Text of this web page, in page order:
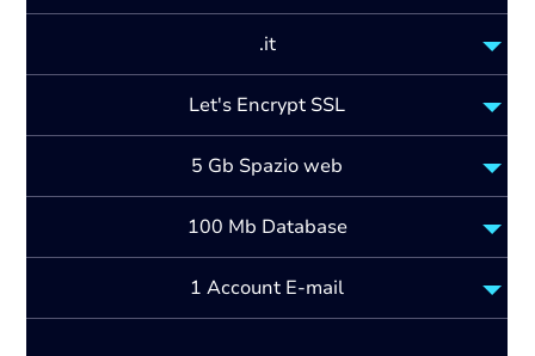
.it
Let's Encrypt SSL
5 Gb Spazio web
100 Mb Database
1 Account E-mail